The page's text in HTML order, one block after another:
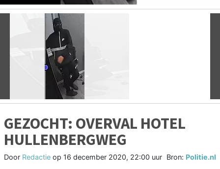
GEZOCHT: OVERVAL HOTEL
HULLENBERGWEG
Door Redactie op 16 december 2020, 22:00 uur Bron: Politie.nl